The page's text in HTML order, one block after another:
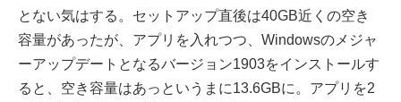
とない気はする。セットアップ直後は40GB近くの空き
容量があったが、アプリを入れつつ、Windowsのメジャ
ーアップデートとなるバージョン1903をインストールす
ると、空き容量はあっというまに13.6GBに。アプリを2